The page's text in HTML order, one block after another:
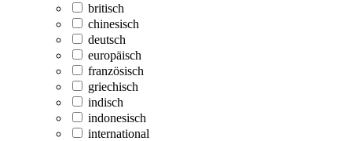
britisch
chinesisch
deutsch
europäisch
französisch
griechisch
indisch
indonesisch
international